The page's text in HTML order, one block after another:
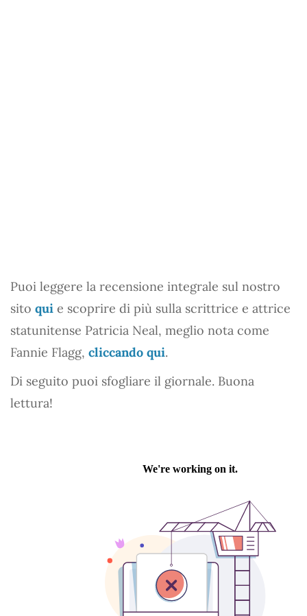
Puoi leggere la recensione integrale sul nostro
sito qui e scoprire di più sulla scrittrice e attrice
statunitense Patricia Neal, meglio nota come
Fannie Flagg, cliccando qui.
Di seguito puoi sfogliare il giornale. Buona
lettura!